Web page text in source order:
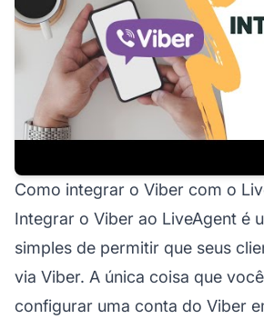
Como integrar o Viber com o
Integrar o Viber ao LiveAgent é
simples de permitir que seus
via Viber. A única coisa que
configurar uma conta do Viber